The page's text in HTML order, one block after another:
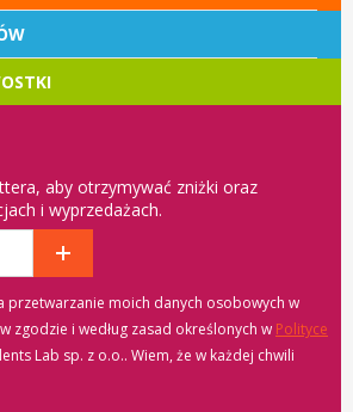
aby otrzymywać zniżki oraz
i wyprzedażach.
przetwarzanie moich danych osobowych w
zgodzie i według zasad określonych w Polityce
5 Talents Lab sp. z o.o.. Wiem, że w każdej chwili